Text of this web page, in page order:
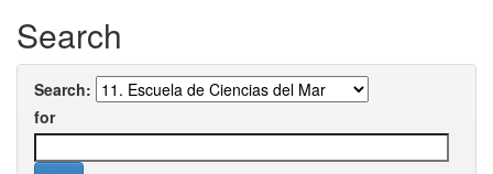
Search
Search:
for